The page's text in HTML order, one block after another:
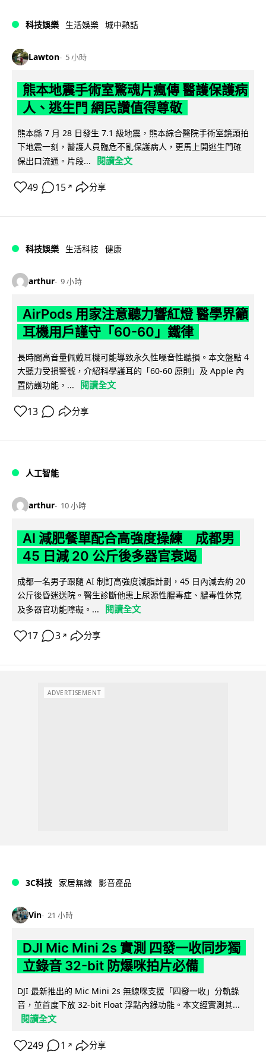
科技娛樂 生活娛樂 城中熱話
Lawton 5 小時
熊本地震手術室驚魂片瘋傳 醫護保護病
人、逃生門 網民讚值得尊敬
熊本縣 7 月 28 日發生 7.1 級地震，熊本綜合醫院手術室鏡頭拍
下地震一刻，醫護人員臨危不亂保護病人，更馬上開逃生門確
保出口流通。片段...
閱讀全文
49 15 ↗ 分享
科技娛樂 生活科技 健康
arthur 9 小時
AirPods 用家注意聽力響紅燈 醫學界籲
耳機用戶謹守「60-60」鐵律
長時間高音量佩戴耳機可能導致永久性噪音性聽損。本文盤點 4
大聽力受損警號，介紹科學護耳的「60-60 原則」及 Apple 內
置防護功能，...
閱讀全文
13 分享
人工智能
arthur 10 小時
AI 減肥餐單配合高強度操練 成都男
45 日減 20 公斤後多器官衰竭
成都一名男子跟隨 AI 制訂高強度減脂計劃，45 日內減去約 20
公斤後昏迷送院。醫生診斷他患上尿源性膿毒症、膿毒性休克
及多器官功能障礙。...
閱讀全文
17 3 ↗ 分享
ADVERTISEMENT
3C科技 家居無線 影音產品
Vin 21 小時
DJI Mic Mini 2s 實測 四發一收同步獨
立錄音 32-bit 防爆咪拍片必備
DJI 最新推出的 Mic Mini 2s 無線咪支援「四發一收」分軌錄
音，並首度下放 32-bit Float 浮點內錄功能。本文經實測其...
閱讀全文
249 1 ↗ 分享